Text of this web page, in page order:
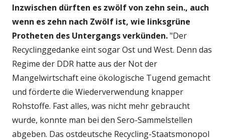
Inzwischen dürften es zwölf von zehn sein., auch
wenn es zehn nach Zwölf ist, wie linksgrüne
Protheten des Untergangs verkünden."Der
Recyclinggedanke eint sogar Ost und West. Denn das
Regime der DDR hatte aus der Not der
Mangelwirtschaft eine ökologische Tugend gemacht
und förderte die Wiederverwendung knapper
Rohstoffe. Fast alles, was nicht mehr gebraucht
wurde, konnte man bei den Sero-Sammelstellen
abgeben. Das ostdeutsche Recycling-Staatsmonopol